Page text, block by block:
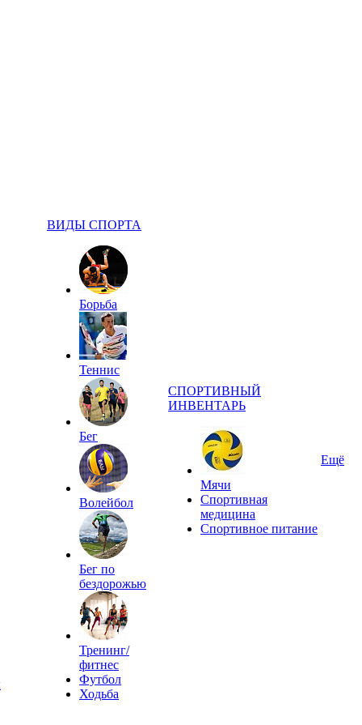
ВИДЫ СПОРТА
Борьба
Теннис
Бег
Волейбол
Бег по
бездорожью
Тренинг/
фитнес
Футбол
Ходьба
СПОРТИВНЫЙ
ИНВЕНТАРЬ
Мячи
Спортивная
медицина
Спортивное питание
Ещё